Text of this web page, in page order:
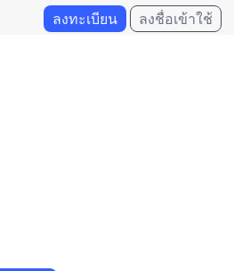
ลงทะเบียน ลงชื่อเข้าใช้